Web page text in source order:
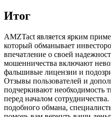
Итог
AMZTact является ярким
который обманывает
впечатление о своей
мошенничества включают
фальшивые лицензии и
Отзывы пользователей и
подчеркивают необходимость
перед началом
подобного обмана,